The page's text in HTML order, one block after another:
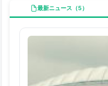
最新ニュース（5）